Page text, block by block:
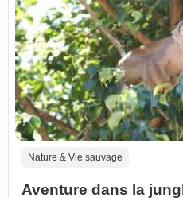
Nature & Vie sauvage
Aventure dans la